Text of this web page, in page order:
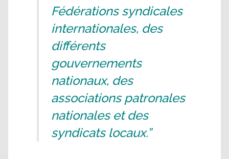
Fédérations syndicales
internationales, des
différents
gouvernements
nationaux, des
associations patronales
nationales et des
syndicats locaux.”